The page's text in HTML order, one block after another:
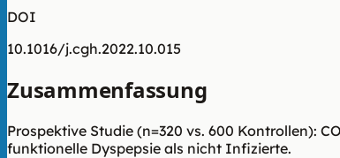
DOI
10.1016/j.cgh.2022.10.015
Zusammenfassung
Prospektive Studie (n=320 vs. 600 Kontrollen):
funktionelle Dyspepsie als nicht Infizierte.